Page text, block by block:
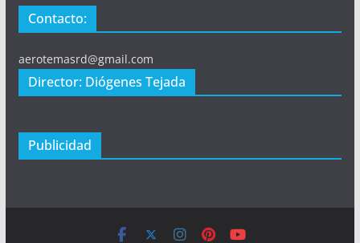
Contacto:
aerotemasrd@gmail.com
Director: Diógenes Tejada
Publicidad